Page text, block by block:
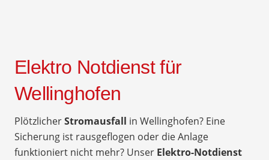
Elektro Notdienst für
Wellinghofen
PlötzlicherStromausfall in Wellinghofen? Eine
Sicherung ist rausgeflogen oder die Anlage
funktioniert nicht mehr? Unser Elektro-Notdienst